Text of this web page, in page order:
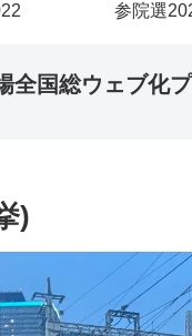
参院選
国総ウェブ化プ
)